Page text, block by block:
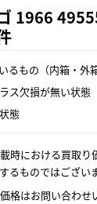
1966
るもの（内箱・外
ス欠損が無い状態
態
時における買取
るものではござい
格はお問い合わせ